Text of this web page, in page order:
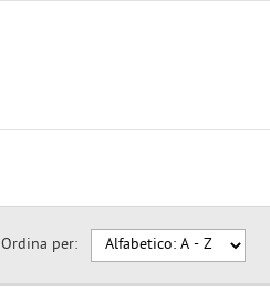
Ordina per: